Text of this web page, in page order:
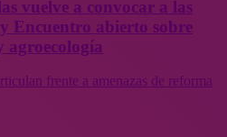
vuelve a convocar a las
Encuentro abierto sobre
agroecología
frente a amenazas de reforma